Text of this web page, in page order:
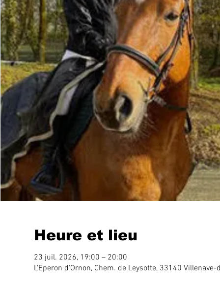
Heure et lieu
23 juil. 2026, 19:00 – 20:00
L'Eperon d'Ornon, Chem. de Leysotte, 33140 Villenave-